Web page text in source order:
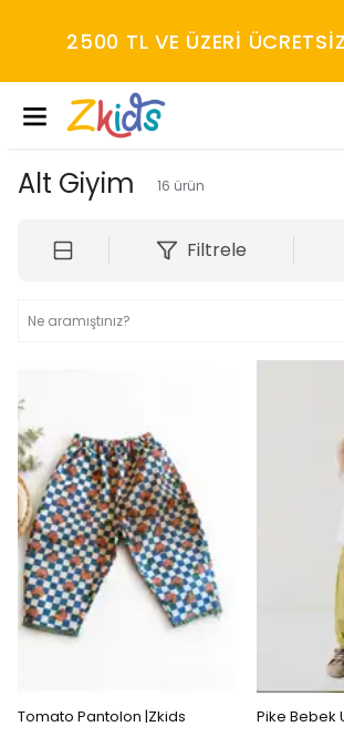
YENI SEZON ÜRÜNLER
Alt Giyim 16 ürün
Filtrele
Tomato Pantolon |Zkids